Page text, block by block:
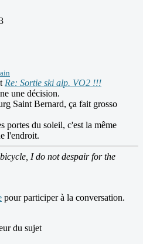
Re: Sortie ski alp. VO2 !!!
une décision.
Saint Bernard, ça fait grosso
portes du soleil, c'est la même
l'endroit.
I do not despair for the
pour participer à la conversation.
du sujet